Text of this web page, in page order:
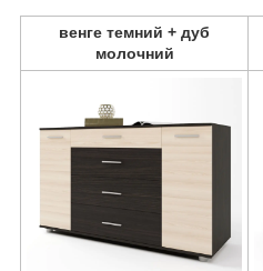
венге темний + дуб
молочний